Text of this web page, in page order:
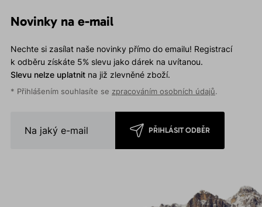
Novinky na e-mail
Nechte si zasílat naše novinky přímo do emailu! Registrací
k odběru získáte 5% slevu jako dárek na uvítanou.
Slevu nelze uplatnitna již zlevněné zboží.
* Přihlášením souhlasíte se zpracováním osobních údajů.
PŘIHLÁSIT ODBĚR